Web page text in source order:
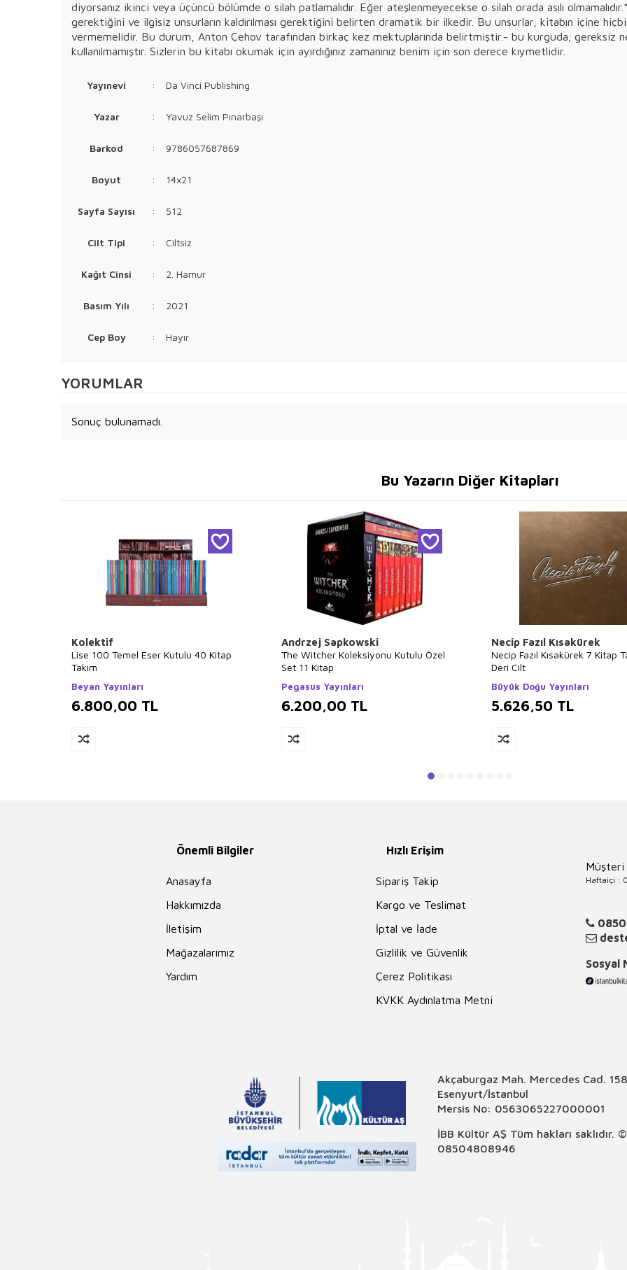
diyorsanız ikinci veya üçüncü bölümde o silah patlamalıdır. Eğer ateşlenmeyecekse o silah orada asılı
gerektiğini ve ilgisiz unsurların kaldırılması gerektiğini belirten dramatik bir ilkedir. Bu unsurlar, kitabın içine
vermemelidir. Bu durum, Anton Çehov tarafından birkaç kez mektuplarında belirtmiştir.- bu kurguda; gereksiz
kullanılmamıştır. Sizlerin bu kitabı okumak için ayırdığınız zamanınız benim için son derece kıymetlidir.
Yayınevi : Da Vinci Publishing
Yazar : Yavuz Selim Pınarbaşı
Barkod : 9786057687869
Boyut : 14x21
Sayfa Sayısı : 512
Cilt Tipi : Ciltsiz
Kağıt Cinsi : 2. Hamur
Basım Yılı : 2021
Cep Boy : Hayır
YORUMLAR
Sonuç bulunamadı.
Bu Yazarın Diğer Kitapları
Kolektif
Lise 100 Temel Eser Kutulu 40 Kitap
Takım
Beyan Yayınları
6.800,00 TL
Andrzej Sapkowski
The Witcher Koleksiyonu Kutulu Özel
Set 11 Kitap
Pegasus Yayınları
6.200,00 TL
Necip Fazıl Kısakürek
Necip Fazıl Kısakürek 7 Kitap
Deri Cilt
Büyük Doğu Yayınları
5.626,50 TL
Önemli Bilgiler
Anasayfa
Hakkımızda
İletişim
Mağazalarımız
Yardım
Hızlı Erişim
Sipariş Takip
Kargo ve Teslimat
İptal ve İade
Gizlilik ve Güvenlik
Çerez Politikası
KVKK Aydınlatma Metni
Müşteri
Haftaiçi :
Sosyal
Akçaburgaz Mah. Mercedes Cad.
Esenyurt/İstanbul
Mersis No: 0563065227000001
İBB Kültür AŞ Tüm hakları saklıdır.
08504808946